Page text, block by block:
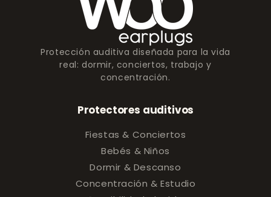
Protección auditiva diseñada para la vida
real: dormir, conciertos, trabajo y
concentración.
Protectores auditivos
Fiestas & Conciertos
Bebés & Niños
Dormir & Descanso
Concentración & Estudio